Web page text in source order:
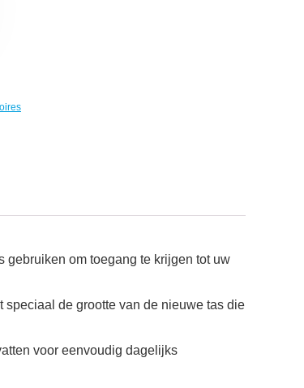
gebruiken om toegang te krijgen tot uw
speciaal de grootte van de nieuwe tas die
voor eenvoudig dagelijks